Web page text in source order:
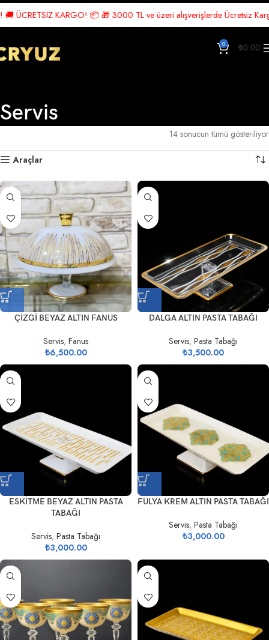
📦 🎁 3000 TL ve üzeri alışverişlerde Ücretsiz Kargo! 🎉
0 ₺0.00
Servis
14 sonucun tümü gösteriliyor
Araçlar
ÇİZGİ BEYAZ ALTIN FANUS
Servis, Fanus
₺6,500.00
DALGA ALTIN PASTA TABAĞI
Servis, Pasta Tabağı
₺3,500.00
ESKİTME BEYAZ ALTIN PASTA
TABAĞI
Servis, Pasta Tabağı
₺3,000.00
FULYA KREM ALTIN PASTA TABAĞI
Servis, Pasta Tabağı
₺3,000.00